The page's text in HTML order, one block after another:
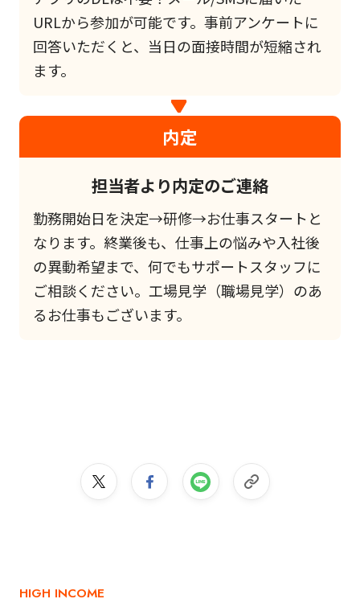
URLから参加が可能です。事前アンケートに
回答いただくと、当日の面接時間が短縮され
ます。
内定
担当者より内定のご連絡
勤務開始日を決定→研修→お仕事スタートと
なります。終業後も、仕事上の悩みや入社後
の異動希望まで、何でもサポートスタッフに
ご相談ください。工場見学（職場見学）のあ
るお仕事もございます。
HIGH INCOME